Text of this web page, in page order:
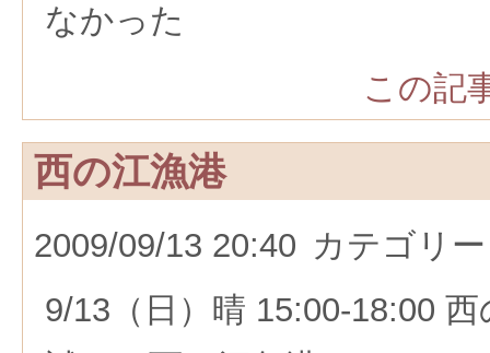
なかった
この記
西の江漁港
2009/09/13 20:40 カテゴリ
9/13（日）晴 15:00-18:00